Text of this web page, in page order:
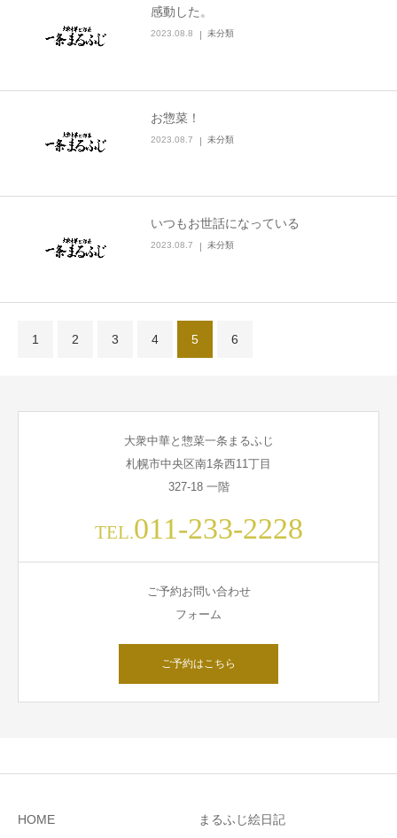
感動した。
2023.08.8 未分類
お惣菜！
2023.08.7 未分類
いつもお世話になっている
2023.08.7 未分類
1 2 3 4 5 6
大衆中華と惣菜一条まるふじ
札幌市中央区南1条西11丁目
327-18 一階
TEL.011-233-2228
ご予約お問い合わせ
フォーム
ご予約はこちら
HOME まるふじ絵日記